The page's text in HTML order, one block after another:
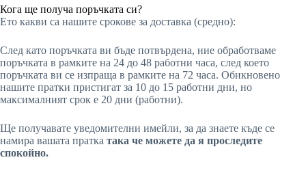
Кога ще получа поръчката си?
Ето какви са нашите срокове за доставка (средно):
След като поръчката ви бъде потвърдена, ние обработваме
поръчката в рамките на 24 до 48 работни часа, след което
поръчката ви се изпраща в рамките на 72 часа. Обикновено
нашите пратки пристигат за 10 до 15 работни дни, но
максималният срок е 20 дни (работни).
Ще получавате уведомителни имейли, за да знаете къде се
намира вашата пратка така че можете да я проследите
спокойно.